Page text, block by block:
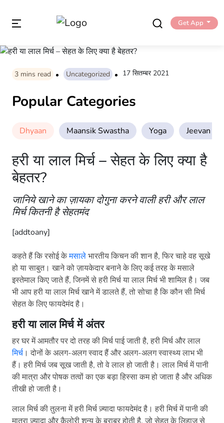
Get App
3 mins read Uncategorized 17 सितम्बर 2021
Popular Categories
Dhyaan Maansik Swastha Yoga Jeevan
हरी या लाल मिर्च – सेहत के लिए क्या है
बेहतर?
जानिये खाने का ज़ायका दोगुना करने वाली हरी और लाल
मिर्च कितनी है सेहतमंद
[addtoany]
कहते हैं कि रसोई केमसालेभारतीय किचन की शान है, फिर चाहे वह सूखे
हो या साबुत। खाने को ज़ायकेदार बनाने के लिए कई तरह के मसाले
इस्तेमाल किए जाते हैं, जिनमें से हरी मिर्च या लाल मिर्च भी शामिल है। जब
भी आप हरी या लाल मिर्च खाने में डालते हैं, तो सोचा है कि कौन सी मिर्च
सेहत के लिए फायदेमंद है।
हरी या लाल मिर्च में अंतर
हर घर में आमतौर पर दो तरह की मिर्च पाई जाती है, हरी मिर्च और लाल
मिर्च । दोनों के अलग-अलग स्वाद हैं और अलग-अलग स्वास्थ्य लाभ भी
हैं। हरी मिर्च जब सूख जाती है, तो वे लाल हो जाती है। लाल मिर्च में पानी
की मात्रा और पोषक तत्वों का एक बड़ा हिस्सा कम हो जाता है और अधिक
तीखी हो जाती है।
लाल मिर्च की तुलना में हरी मिर्च ज़्यादा फायदेमंद है। हरी मिर्च में पानी की